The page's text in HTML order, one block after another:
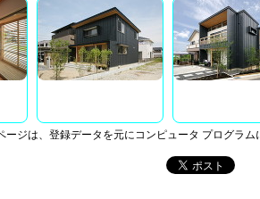
ジは、登録データを元にコンピュータ プログラム